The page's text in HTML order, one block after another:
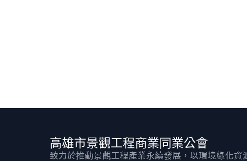
高雄市景觀工程商業同業公會
致力於推動景觀工程產業永續發展，以環境綠化資